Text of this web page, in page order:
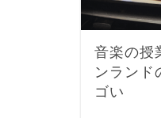
音楽の授
ンランド
ゴい